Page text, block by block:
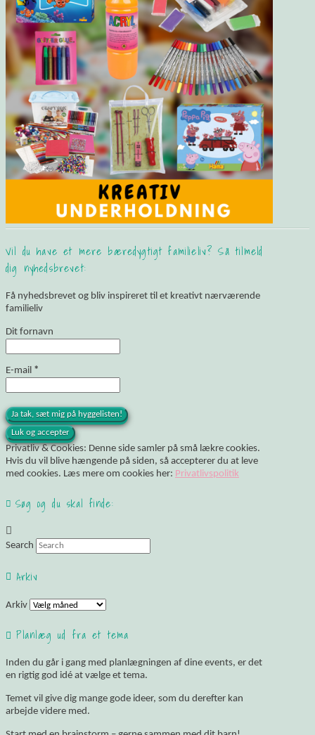
Vil du have et mere bæredygtigt familieliv? Så tilmeld
dig nyhedsbrevet:
Få nyhedsbrevet og bliv inspireret til et kreativt nærværende
familieliv
Dit fornavn
E-mail *
Privatliv & Cookies: Denne side samler på små lækre cookies.
Hvis du vil blive hængende på siden, så accepterer du at leve
med cookies. Læs mere om cookies her: Privatlivspolitik
Søg og du skal finde:
Search
Arkiv
Arkiv
Planlæg ud fra et tema
Inden du går i gang med planlægningen af dine events, er det
en rigtig god idé at vælge et tema.
Temet vil give dig mange gode ideer, som du derefter kan
arbejde videre med.